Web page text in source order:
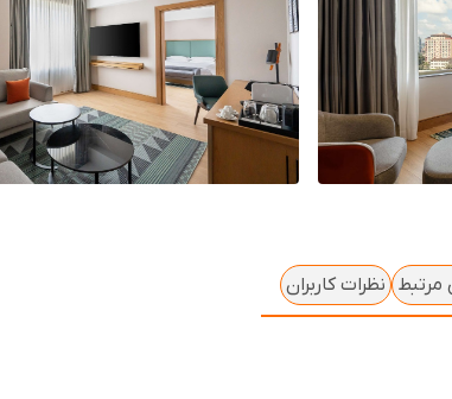
مرتبط نظرات کاربران